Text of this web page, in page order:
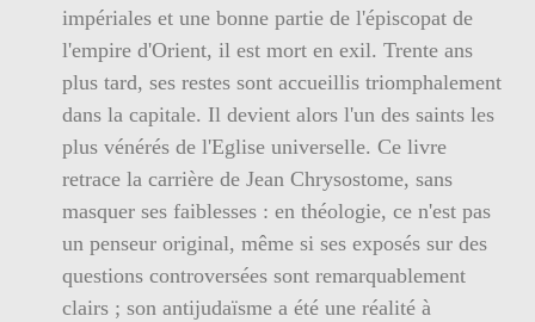
impériales et une bonne partie de l'épiscopat de
l'empire d'Orient, il est mort en exil. Trente ans
plus tard, ses restes sont accueillis triomphalement
dans la capitale. Il devient alors l'un des saints les
plus vénérés de l'Eglise universelle. Ce livre
retrace la carrière de Jean Chrysostome, sans
masquer ses faiblesses : en théologie, ce n'est pas
un penseur original, même si ses exposés sur des
questions controversées sont remarquablement
clairs ; son antijudaïsme a été une réalité à